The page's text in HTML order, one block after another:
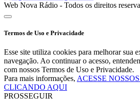
Web Nova Rádio - Todos os direitos
Termos de Uso e Privacidade
Esse site utiliza cookies para melhorar sua
navegação. Ao continuar o acesso,
com nossos Termos de Uso e Privacidade.
Para mais informações, ACESSE
CLICANDO AQUI
PROSSEGUIR